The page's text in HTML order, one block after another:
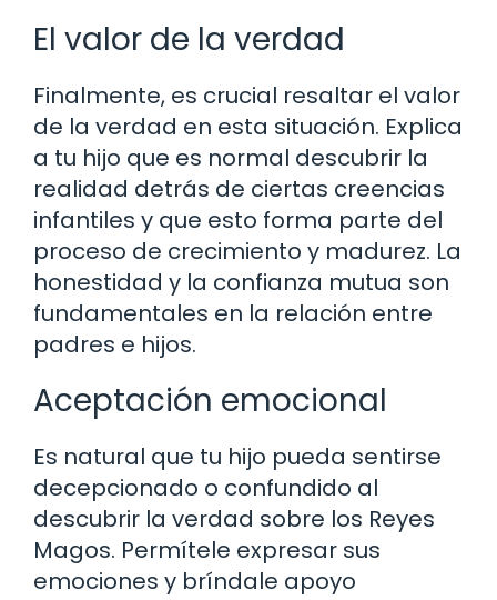
El valor de la verdad
Finalmente, es crucial resaltar el valor
de la verdad en esta situación. Explica
a tu hijo que es normal descubrir la
realidad detrás de ciertas creencias
infantiles y que esto forma parte del
proceso de crecimiento y madurez. La
honestidad y la confianza mutua son
fundamentales en la relación entre
padres e hijos.
Aceptación emocional
Es natural que tu hijo pueda sentirse
decepcionado o confundido al
descubrir la verdad sobre los Reyes
Magos. Permítele expresar sus
emociones y bríndale apoyo